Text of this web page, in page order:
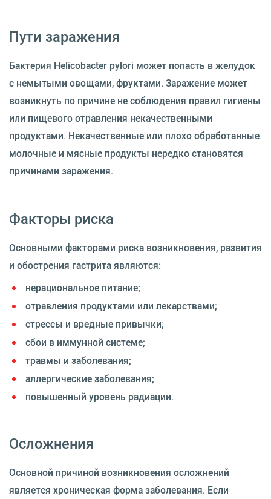
Пути заражения
Бактерия Helicobacter pylori может попасть в желудок
с немытыми овощами, фруктами. Заражение может
возникнуть по причине не соблюдения правил гигиены
или пищевого отравления некачественными
продуктами. Некачественные или плохо обработанные
молочные и мясные продукты нередко становятся
причинами заражения.
Факторы риска
Основными факторами риска возникновения, развития
и обострения гастрита являются:
нерациональное питание;
отравления продуктами или лекарствами;
стрессы и вредные привычки;
сбои в иммунной системе;
травмы и заболевания;
аллергические заболевания;
повышенный уровень радиации.
Осложнения
Основной причиной возникновения осложнений
является хроническая форма заболевания. Если